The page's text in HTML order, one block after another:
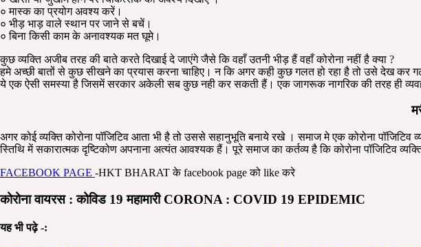
० मास्क का प्रयोग अवश्य करें।
० भीड़ भाड़ वाले स्थान पर जाने से बचें।
० बिना किसी काम के अनावश्यक मत घूमे।
कुछ व्यक्ति अजीब तरह की बाते करते दिखाई दे जाएंगे जैसे कि वहाँ उतनी भीड़ हैं वहाँ कोरोना नहीं है क्या ?
हमे अच्छी बातों से कुछ सीखने का प्रयास करना चाहिए। न कि अगर कही कुछ गलत हो रहा है तो उसे देख कर
ये एक ऐसी समस्या है जिसमें सरकार अकेली सब कुछ नही कर सकती हैं। एक जागरूक नागरिक की तरह ही व्यवहार
अगर कोई व्यक्ति कोरोना पॉजिटिव आता भी है तो उससे सहानुभूति बनाये रखे । समाज मे एक कोरोना
स्तिथि में सकारात्मक दृष्टिकोण अपनाना अत्यंत आवश्यक हैं। पूरे समाज का कर्तव्य है कि कोरोना पॉजिटिव
FACEBOOK PAGE -HKT BHARAT के facebook page को like करे
कोरोना वायरस : कोविड 19 महामारी CORONA : COVID 19 EPIDEMIC
यह भी पढ़े -: